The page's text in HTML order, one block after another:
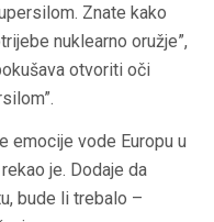
Znate kako
nuklearno oružje”,
otvoriti oči
emocije vode Europu u
je. Dodaje da
bude li trebalo –